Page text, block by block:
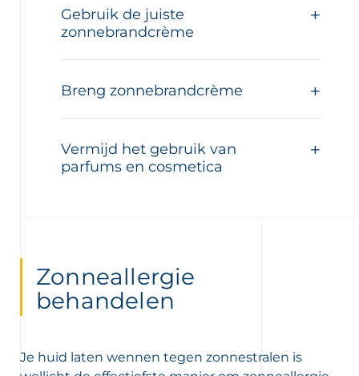
Gebruik de juiste
zonnebrandcrème
Breng zonnebrandcrème
Vermijd het gebruik van
parfums en cosmetica
Zonneallergie
behandelen
Je huid laten wennen tegen zonnestralen is